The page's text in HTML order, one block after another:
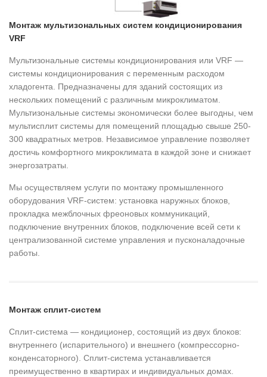
Монтаж мультизональных систем кондиционирования
VRF
Мультизональные системы кондиционирования или VRF —
системы кондиционирования с переменным расходом
хладогента. Предназначены для зданий состоящих из
нескольких помещений с различным микроклиматом.
Мультизональные системы экономически более выгодны, чем
мультисплит системы для помещений площадью свыше 250-
300 квадратных метров. Независимое управление позволяет
достичь комфортного микроклимата в каждой зоне и снижает
энергозатраты.
Мы осуществляем услуги по монтажу промышленного
оборудования VRF-систем: установка наружных блоков,
прокладка межблочных фреоновых коммуникаций,
подключение внутренних блоков, подключение всей сети к
централизованной системе управления и пусконаладочные
работы.
Монтаж сплит-систем
Сплит-система — кондиционер, состоящий из двух блоков:
внутреннего (испарительного) и внешнего (компрессорно-
конденсаторного). Сплит-система устанавливается
преимущественно в квартирах и индивидуальных домах.